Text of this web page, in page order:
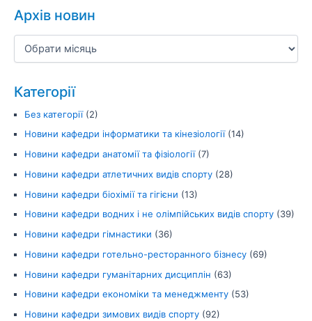
Архів новин
Категорії
Без категорії(2)
Новини кафедри інформатики та кінезіології(14)
Новини кафедри анатомії та фізіології(7)
Новини кафедри атлетичних видів спорту (28)
Новини кафедри біохімії та гігієни (13)
Новини кафедри водних і не олімпійських видів спорту (39)
Новини кафедри гімнастики (36)
Новини кафедри готельно-ресторанного бізнесу (69)
Новини кафедри гуманітарних дисциплін (63)
Новини кафедри економіки та менеджменту (53)
Новини кафедри зимових видів спорту (92)